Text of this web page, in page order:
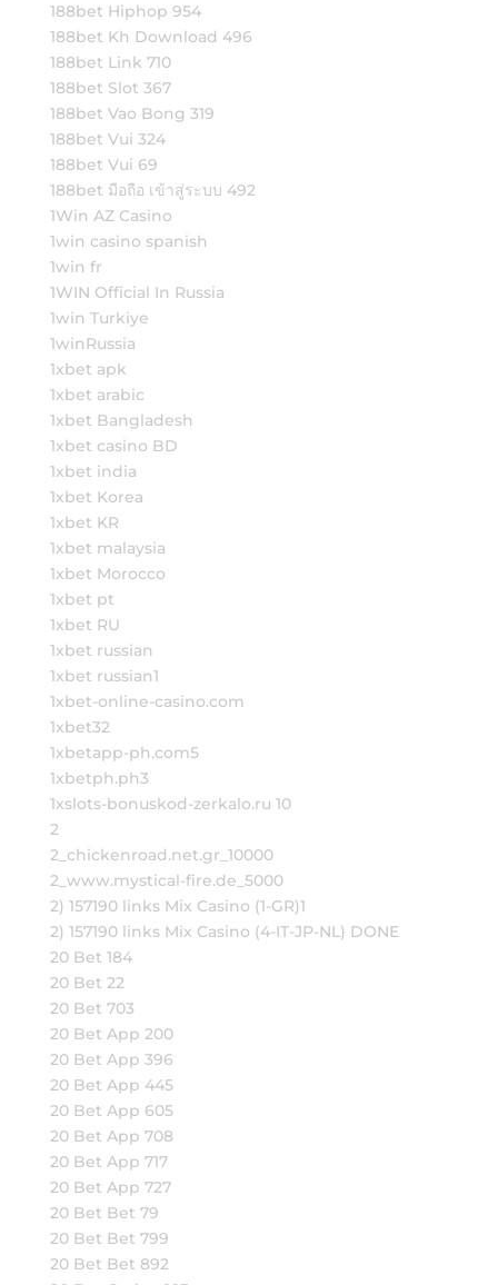
188bet Hiphop 954
188bet Kh Download 496
188bet Link 710
188bet Slot 367
188bet Vao Bong 319
188bet Vui 324
188bet Vui 69
188bet มือถือ เข้าสู่ระบบ 492
1Win AZ Casino
1win casino spanish
1win fr
1WIN Official In Russia
1win Turkiye
1winRussia
1xbet apk
1xbet arabic
1xbet Bangladesh
1xbet casino BD
1xbet india
1xbet Korea
1xbet KR
1xbet malaysia
1xbet Morocco
1xbet pt
1xbet RU
1xbet russian
1xbet russian1
1xbet-online-casino.com
1xbet32
1xbetapp-ph.com5
1xbetph.ph3
1xslots-bonuskod-zerkalo.ru 10
2
2_chickenroad.net.gr_10000
2_www.mystical-fire.de_5000
2) 157190 links Mix Casino (1-GR)1
2) 157190 links Mix Casino (4-IT-JP-NL) DONE
20 Bet 184
20 Bet 22
20 Bet 703
20 Bet App 200
20 Bet App 396
20 Bet App 445
20 Bet App 605
20 Bet App 708
20 Bet App 717
20 Bet App 727
20 Bet Bet 79
20 Bet Bet 799
20 Bet Bet 892